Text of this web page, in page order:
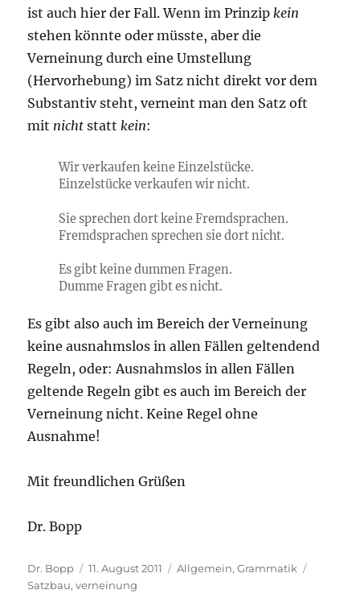
ist auch hier der Fall. Wenn im Prinzipkein
stehen könnte oder müsste, aber die
Verneinung durch eine Umstellung
(Hervorhebung) im Satz nicht direkt vor dem
Substantiv steht, verneint man den Satz oft
mit nicht stattkein:
Wir verkaufen keine Einzelstücke.
Einzelstücke verkaufen wir nicht.
Sie sprechen dort keine Fremdsprachen.
Fremdsprachen sprechen sie dort nicht.
Es gibt keine dummen Fragen.
Dumme Fragen gibt es nicht.
Es gibt also auch im Bereich der Verneinung
keine ausnahmslos in allen Fällen geltendend
Regeln, oder: Ausnahmslos in allen Fällen
geltende Regeln gibt es auch im Bereich der
Verneinung nicht. Keine Regel ohne
Ausnahme!
Mit freundlichen Grüßen
Dr. Bopp
Autor
Dr. Bopp
Veröffentlicht
am
11. August 2011 Kategorien
Allgemein,Grammatik
Satzbau,verneinung